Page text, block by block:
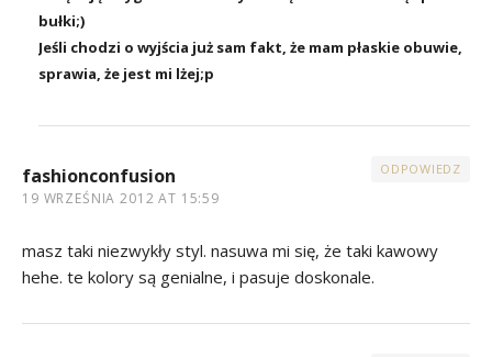
bułki;)
Jeśli chodzi o wyjścia już sam fakt, że mam płaskie obuwie,
sprawia, że jest mi lżej;p
fashionconfusion
19 WRZEŚNIA 2012 AT 15:59
ODPOWIEDZ
masz taki niezwykły styl. nasuwa mi się, że taki kawowy
hehe. te kolory są genialne, i pasuje doskonale.